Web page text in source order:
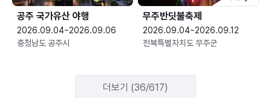
공주 국가유산 야행
2026.09.04~2026.09.06
충청남도 공주시
무주반딧불축제
2026.09.04~2026.09.12
전북특별자치도 무주군
더보기 (36/617)